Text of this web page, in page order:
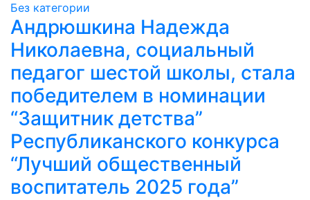
Без категории
Андрюшкина Надежда
Николаевна, социальный
педагог шестой школы, стала
победителем в номинации
“Защитник детства”
Республиканского конкурса
“Лучший общественный
воспитатель 2025 года”